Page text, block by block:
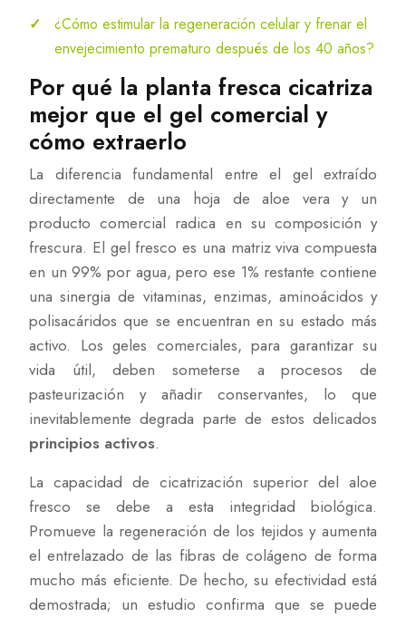
¿Cómo estimular la regeneración celular y frenar el
envejecimiento prematuro después de los 40 años?
Por qué la planta fresca cicatriza
mejor que el gel comercial y
cómo extraerlo
La diferencia fundamental entre el gel extraído
directamente de una hoja de aloe vera y un
producto comercial radica en su composición y
frescura. El gel fresco es una matriz viva compuesta
en un 99% por agua, pero ese 1% restante contiene
una sinergia de vitaminas, enzimas, aminoácidos y
polisacáridos que se encuentran en su estado más
activo. Los geles comerciales, para garantizar su
vida útil, deben someterse a procesos de
pasteurización y añadir conservantes, lo que
inevitablemente degrada parte de estos delicados
principios activos.
La capacidad de cicatrización superior del aloe
fresco se debe a esta integridad biológica.
Promueve la regeneración de los tejidos y aumenta
el entrelazado de las fibras de colágeno de forma
mucho más eficiente. De hecho, su efectividad está
demostrada; un estudio confirma que se puede